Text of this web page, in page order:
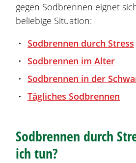
gegen Sodbrennen eignet
beliebige Situation:
Sodbrennen durch Stress
Sodbrennen im Alter
Sodbrennen in der
Tägliches Sodbrennen
Sodbrennen durch
ich tun?